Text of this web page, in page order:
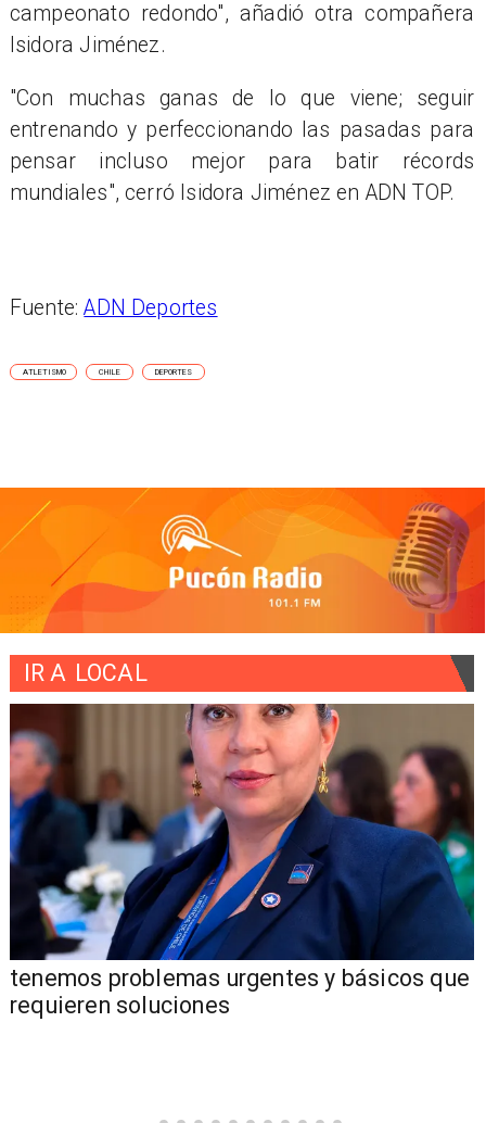
campeonato redondo", añadió otra compañera
Isidora Jiménez.
"Con muchas ganas de lo que viene; seguir
entrenando y perfeccionando las pasadas para
pensar incluso mejor para batir récords
mundiales", cerró Isidora Jiménez en ADN TOP.
Fuente:ADN Deportes
ATLETISMO CHILE DEPORTES
IR A LOCAL
tenemos problemas urgentes y básicos que
requieren soluciones